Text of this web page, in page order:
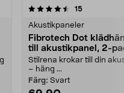
15recensioner
Akustikpaneler
Fibrotech Dot
till akustikpanel, 2-
Stilrena krokar till din
– häng ...
Färg: Svart
5.0 av 5 stjärnor